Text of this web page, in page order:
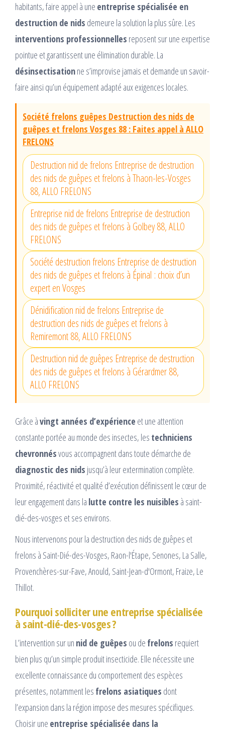
habitants, faire appel à une entreprise spécialisée en
destruction de nids demeure la solution la plus sûre. Les
interventions professionnelles reposent sur une expertise
pointue et garantissent une élimination durable. La
désinsectisationne s’improvise jamais et demande un savoir-
faire ainsi qu’un équipement adapté aux exigences locales.
Société frelons guêpes Destruction des nids de
guêpes et frelons Vosges 88 : Faites appel à ALLO
FRELONS
Destruction nid de frelons Entreprise de destruction
des nids de guêpes et frelons à Thaon-les-Vosges
88, ALLO FRELONS
Entreprise nid de frelons Entreprise de destruction
des nids de guêpes et frelons à Golbey 88, ALLO
FRELONS
Société destruction frelons Entreprise de destruction
des nids de guêpes et frelons à Épinal : choix d’un
expert en Vosges
Dénidification nid de frelons Entreprise de
destruction des nids de guêpes et frelons à
Remiremont 88, ALLO FRELONS
Destruction nid de guêpes Entreprise de destruction
des nids de guêpes et frelons à Gérardmer 88,
ALLO FRELONS
Grâce àvingt années d’expérience et une attention
constante portée au monde des insectes, les techniciens
chevronnésvous accompagnent dans toute démarche de
diagnostic des nids jusqu’à leur extermination complète.
Proximité, réactivité et qualité d’exécution définissent le cœur de
leur engagement dans la lutte contre les nuisibles à saint-
dié-des-vosges et ses environs.
Nous intervenons pour la destruction des nids de guêpes et
frelons à Saint-Dié-des-Vosges, Raon-l'Étape, Senones, La Salle,
Provenchères-sur-Fave, Anould, Saint-Jean-d'Ormont, Fraize, Le
Thillot.
Pourquoi solliciter une entreprise spécialisée
à saint-dié-des-vosges ?
L’intervention sur un nid de guêpes ou de frelons requiert
bien plus qu’un simple produit insecticide. Elle nécessite une
excellente connaissance du comportement des espèces
présentes, notamment les frelons asiatiques dont
l’expansion dans la région impose des mesures spécifiques.
Choisir une entreprise spécialisée dans la